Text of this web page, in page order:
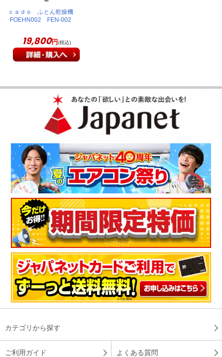
かくほかほかで毎日使用しています。買ってよかったです。
スリムな本体で場所をとらず、布団への設置も簡単なのにすぐ
我が家には必須アイテムとなりました。家族全員一致の大満足
です。
（徳島県50代N.Y様）
とにかく簡単に使えて、家族で使用して
います
昔使っていた布団乾燥機とは全く別物でした。とにかく使いや
すく、簡単で家族皆でつかってます。
北海道70代 H.K様）
「お客様の声」は実際にご購入されたお客様からのご意見を掲載しておりま
す。
商品により、同一シリーズをご購入された方の声を含みます。
ｃａｄｏ ふとん乾燥機
FOEHN002 FEN-002
19,800円(税込)
カテゴリから探す
ご利用ガイド よくある質問